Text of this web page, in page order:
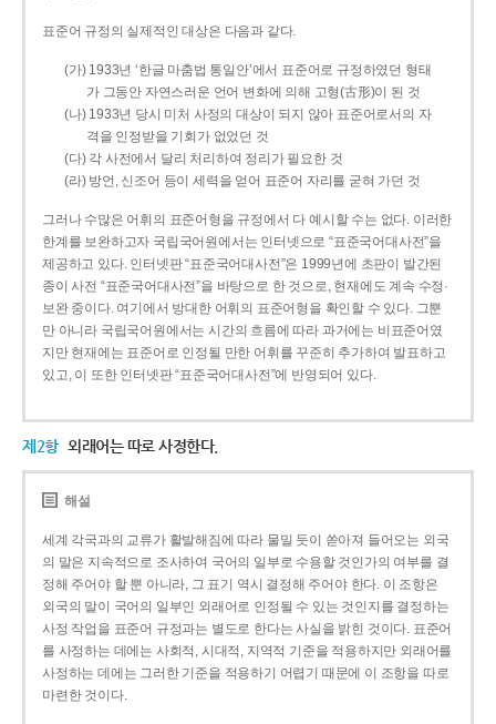
표준어 규정의 실제적인 대상은 다음과 같다.
(가) 1933년 ‘한글 마춤법 통일안’에서 표준어로 규정하였던 형태
가 그동안 자연스러운 언어 변화에 의해 고형(古形)이 된 것
(나) 1933년 당시 미처 사정의 대상이 되지 않아 표준어로서의 자
격을 인정받을 기회가 없었던 것
(다) 각 사전에서 달리 처리하여 정리가 필요한 것
(라) 방언, 신조어 등이 세력을 얻어 표준어 자리를 굳혀 가던 것
그러나 수많은 어휘의 표준어형을 규정에서 다 예시할 수는 없다. 이러한
한계를 보완하고자 국립국어원에서는 인터넷으로 “표준국어대사전”을
제공하고 있다. 인터넷판 “표준국어대사전”은 1999년에 초판이 발간된
종이 사전 “표준국어대사전”을 바탕으로 한 것으로, 현재에도 계속 수정·
보완 중이다. 여기에서 방대한 어휘의 표준어형을 확인할 수 있다. 그뿐
만 아니라 국립국어원에서는 시간의 흐름에 따라 과거에는 비표준어였
지만 현재에는 표준어로 인정될 만한 어휘를 꾸준히 추가하여 발표하고
있고, 이 또한 인터넷판 “표준국어대사전”에 반영되어 있다.
제2항 외래어는 따로 사정한다.
해설
세계 각국과의 교류가 활발해짐에 따라 물밀 듯이 쏟아져 들어오는 외국
의 말은 지속적으로 조사하여 국어의 일부로 수용할 것인가의 여부를 결
정해 주어야 할 뿐 아니라, 그 표기 역시 결정해 주어야 한다. 이 조항은
외국의 말이 국어의 일부인 외래어로 인정될 수 있는 것인지를 결정하는
사정 작업을 표준어 규정과는 별도로 한다는 사실을 밝힌 것이다. 표준어
를 사정하는 데에는 사회적, 시대적, 지역적 기준을 적용하지만 외래어를
사정하는 데에는 그러한 기준을 적용하기 어렵기 때문에 이 조항을 따로
마련한 것이다.